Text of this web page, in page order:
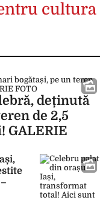
cultura
deținută
de 2,5
GALERIE